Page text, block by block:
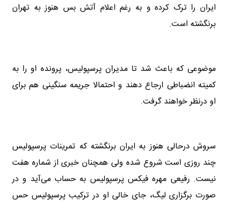
ایران را ترک کرده و به رغم اعلام آتش بس هنوز به تهران
برنگشته است.
موضوعی که باعث شد تا مدیران پرسپولیس، پرونده او را به
کمیته انضباطی ارجاع دهند و احتمالا جریمه سنگینی هم برای
او درنظر خواهند گرفت.
سروش درحالی هنوز به ایران برنگشته که تمرینات پرسپولیس
چند روزی است شروع شده ولی همچنان خبری از شماره هفت
نیست. رفیعی مهره فیکس پرسپولیس به حساب می‌آید و در
صورت برگزاری لیگ، جای خالی او در ترکیب پرسپولیس حس